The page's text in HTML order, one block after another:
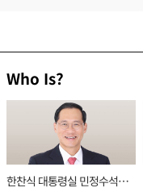
Who Is?
한찬식 대통령실 민정수석비